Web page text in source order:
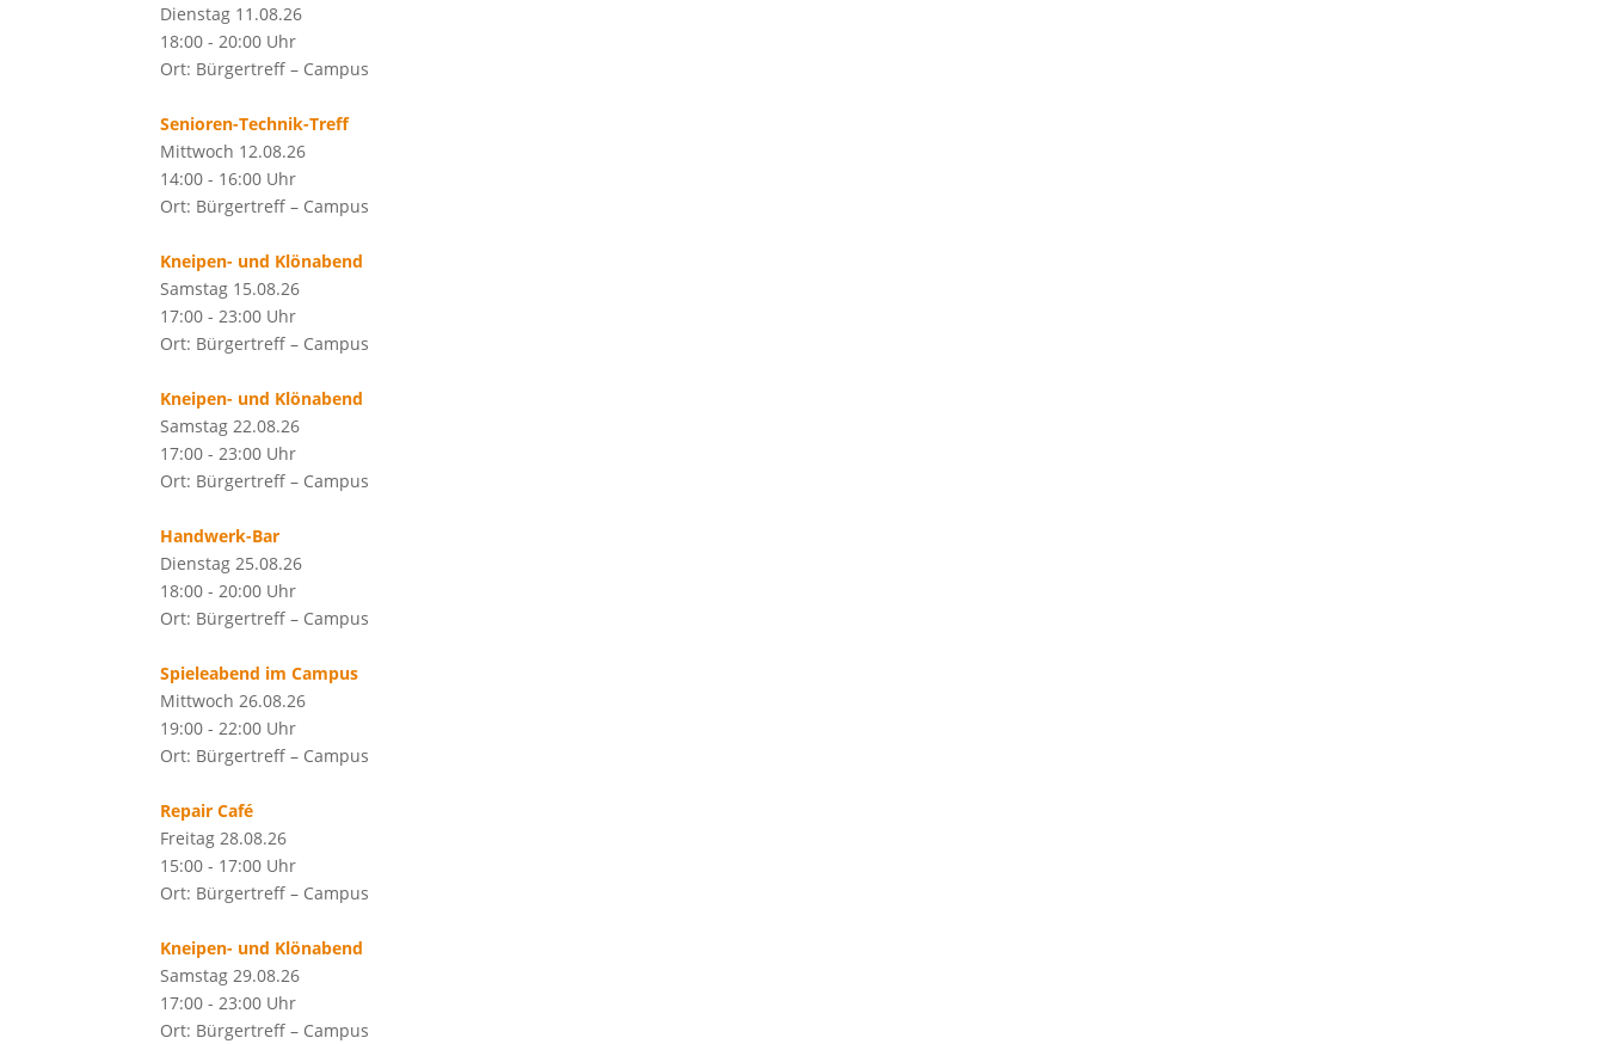
Dienstag 11.08.26
18:00 - 20:00 Uhr
Ort: Bürgertreff – Campus
Senioren-Technik-Treff
Mittwoch 12.08.26
14:00 - 16:00 Uhr
Ort: Bürgertreff – Campus
Kneipen- und Klönabend
Samstag 15.08.26
17:00 - 23:00 Uhr
Ort: Bürgertreff – Campus
Kneipen- und Klönabend
Samstag 22.08.26
17:00 - 23:00 Uhr
Ort: Bürgertreff – Campus
Handwerk-Bar
Dienstag 25.08.26
18:00 - 20:00 Uhr
Ort: Bürgertreff – Campus
Spieleabend im Campus
Mittwoch 26.08.26
19:00 - 22:00 Uhr
Ort: Bürgertreff – Campus
Repair Café
Freitag 28.08.26
15:00 - 17:00 Uhr
Ort: Bürgertreff – Campus
Kneipen- und Klönabend
Samstag 29.08.26
17:00 - 23:00 Uhr
Ort: Bürgertreff – Campus